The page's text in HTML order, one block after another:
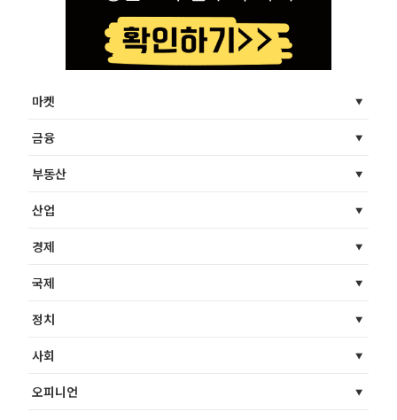
마켓
금융
부동산
산업
경제
국제
정치
사회
오피니언